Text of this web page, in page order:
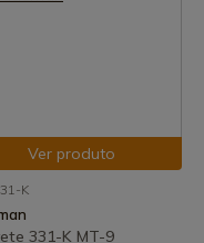
Ver produto
K
331-K MT-9